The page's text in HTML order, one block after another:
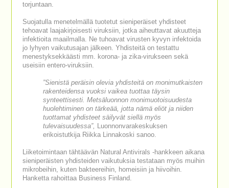
torjuntaan.
Suojatulla menetelmällä tuotetut sieniperäiset yhdisteet
tehoavat laajakirjoisesti viruksiin, jotka aiheuttavat akuutteja
infektioita maailmalla. Ne tuhoavat virusten kyvyn infektoida
jo lyhyen vaikutusajan jälkeen. Yhdisteitä on testattu
menestyksekkäästi mm. korona- ja zika-virukseen sekä
useisiin entero-viruksiin.
”Sienistä peräisin olevia yhdisteitä on monimutkaisten
rakenteidensa vuoksi vaikea tuottaa täysin
synteettisesti. Metsäluonnon monimuotoisuudesta
huolehtiminen on tärkeää, jotta nämä eliöt ja niiden
tuottamat yhdisteet säilyvät siellä myös
tulevaisuudessa”, Luonnonvarakeskuksen
erikoistutkija Riikka Linnakoski sanoo.
Liiketoimintaan tähtäävän Natural Antivirals -hankkeen aikana
sieniperäisten yhdisteiden vaikutuksia testataan myös muihin
mikrobeihin, kuten bakteereihin, homeisiin ja hiivoihin.
Hanketta rahoittaa Business Finland.